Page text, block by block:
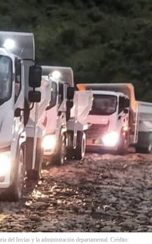
del Invías y la administración departamental. Crédito: